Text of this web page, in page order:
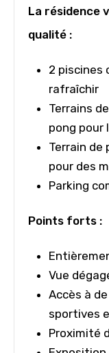
La résidence
qualité :
2 piscines
rafraîchir
Terrains
pong pour
Terrain de
pour des
Parking
Points forts :
Vue
Accès à
sportives
Proximité